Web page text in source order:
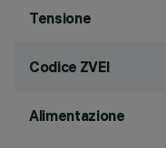
Tensione
Codice ZVEI
Alimentazione